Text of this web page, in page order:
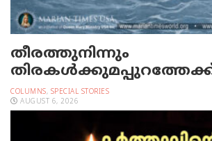
തീരത്തുനിന്നും
COLUMNS, SPECIAL STORIES
AUGUST 6, 2026